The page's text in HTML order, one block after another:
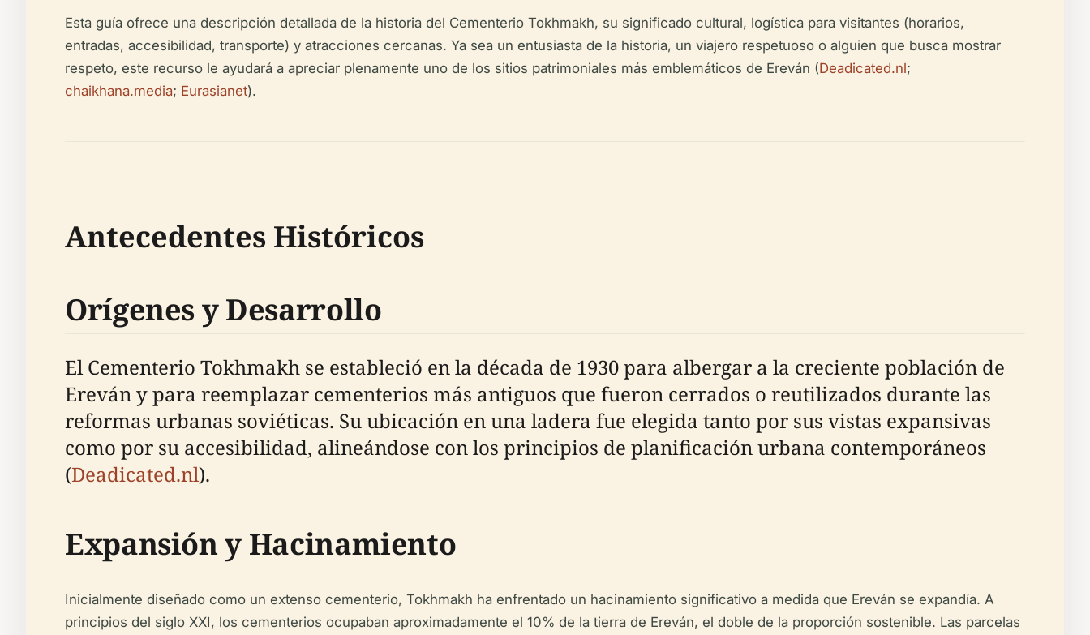
Esta guía ofrece una descripción detallada de la historia del Cementerio Tokhmakh, su significado cultural, logística para visitantes (horarios,
entradas, accesibilidad, transporte) y atracciones cercanas. Ya sea un entusiasta de la historia, un viajero respetuoso o alguien que busca mostrar
respeto, este recurso le ayudará a apreciar plenamente uno de los sitios patrimoniales más emblemáticos de Ereván (Deadicated.nl;
chaikhana.media; Eurasianet).
Antecedentes Históricos
Orígenes y Desarrollo
El Cementerio Tokhmakh se estableció en la década de 1930 para albergar a la creciente población de
Ereván y para reemplazar cementerios más antiguos que fueron cerrados o reutilizados durante las
reformas urbanas soviéticas. Su ubicación en una ladera fue elegida tanto por sus vistas expansivas
como por su accesibilidad, alineándose con los principios de planificación urbana contemporáneos
(Deadicated.nl).
Expansión y Hacinamiento
Inicialmente diseñado como un extenso cementerio, Tokhmakh ha enfrentado un hacinamiento significativo a medida que Ereván se expandía. A
principios del siglo XXI, los cementerios ocupaban aproximadamente el 10% de la tierra de Ereván, el doble de la proporción sostenible. Las parcelas